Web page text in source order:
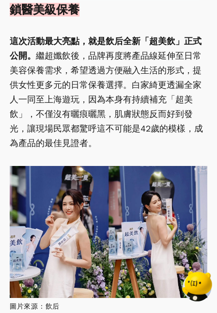
鎖醫美級保養
這次活動最大亮點，就是飲后全新「超美飲」正式
公開。 繼超孅飲後，品牌再度將產品線延伸至日常
美容保養需求，希望透過方便融入生活的形式，提
供女性更多元的日常保養選擇。白家綺更透漏全家
人一同至上海遊玩，因為本身有持續補充「超美
飲」，不僅沒有曬痕曬黑，肌膚狀態反而好到發
光，讓現場民眾都驚呼這不可能是42歲的模樣，成
為產品的最佳見證者。
圖片來源：飲后